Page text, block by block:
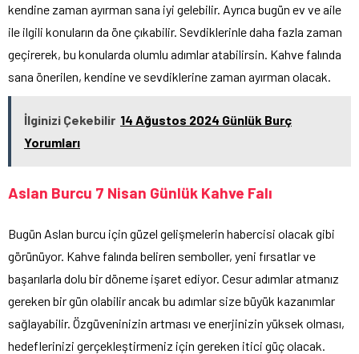
kendine zaman ayırman sana iyi gelebilir. Ayrıca bugün ev ve aile
ile ilgili konuların da öne çıkabilir. Sevdiklerinle daha fazla zaman
geçirerek, bu konularda olumlu adımlar atabilirsin. Kahve falında
sana önerilen, kendine ve sevdiklerine zaman ayırman olacak.
İlginizi Çekebilir 14 Ağustos 2024 Günlük Burç
Yorumları
Aslan Burcu 7 Nisan Günlük Kahve Falı
Bugün Aslan burcu için güzel gelişmelerin habercisi olacak gibi
görünüyor. Kahve falında beliren semboller, yeni fırsatlar ve
başarılarla dolu bir döneme işaret ediyor. Cesur adımlar atmanız
gereken bir gün olabilir ancak bu adımlar size büyük kazanımlar
sağlayabilir. Özgüveninizin artması ve enerjinizin yüksek olması,
hedeflerinizi gerçekleştirmeniz için gereken itici güç olacak.